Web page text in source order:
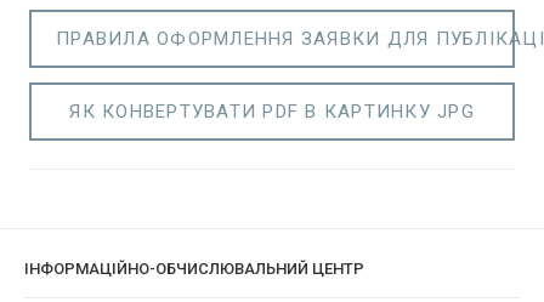
ПРАВИЛА ОФОРМЛЕННЯ ЗАЯВКИ ДЛЯ
ЯК КОНВЕРТУВАТИ PDF В КАРТИНКУ JPG
ІНФОРМАЦІЙНО-ОБЧИСЛЮВАЛЬНИЙ ЦЕНТР